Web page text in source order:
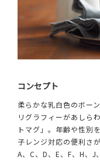
コンセプト
柔らかな乳白色のボー
リグラフィーがあしら
トマグ」。年齢や性別
子レンジ対応の便利さ
A、C、D、E、F、H、J